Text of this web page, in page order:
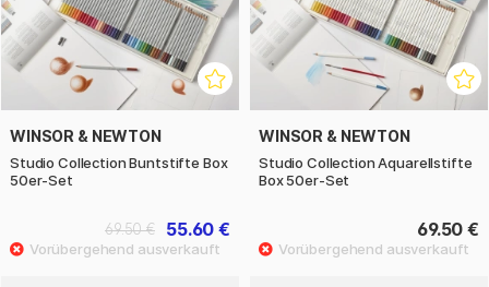
WINSOR & NEWTON
Studio Collection Buntstifte Box
50er-Set
55.60 €
69.50 €
WINSOR & NEWTON
Studio Collection Aquarellstifte
Box 50er-Set
69.50 €